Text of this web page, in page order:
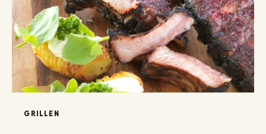
GRILLEN